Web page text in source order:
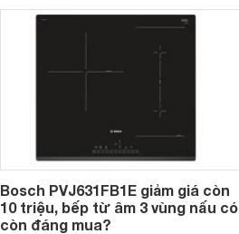
đơn vị phân phối với mức giá khá dễ
tiếp cận, thu hút sự quan tâm của
Bosch PVJ631FB1E giảm giá còn
10 triệu, bếp từ âm 3 vùng nấu có
còn đáng mua?